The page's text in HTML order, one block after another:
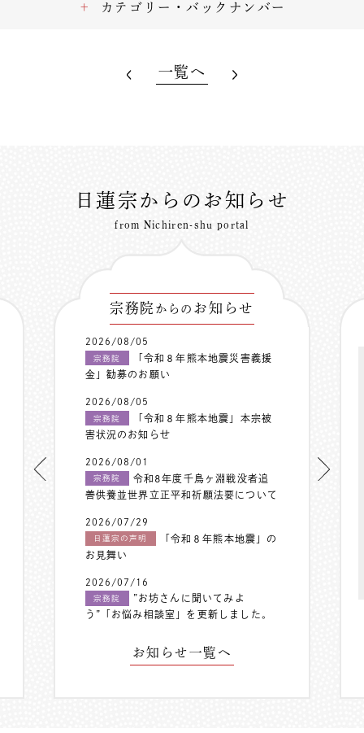
カテゴリー・バックナンバー
一覧へ
日蓮宗からのお知らせ
from Nichiren-shu portal
宗務院 からの お知らせ
2026/08/05
宗務院
「令和８年熊本地震災害義援
金」勧募のお願い
2026/08/05
宗務院
「令和８年熊本地震」本宗被
害状況のお知らせ
2026/08/01
宗務院
令和8年度千鳥ヶ淵戦没者追
善供養並世界立正平和祈願法要について
2026/07/29
日蓮宗の声明
「令和８年熊本地震」の
お見舞い
2026/07/16
宗務院
”お坊さんに聞いてみよ
う”「お悩み相談室」を更新しました。
お知らせ一覧へ